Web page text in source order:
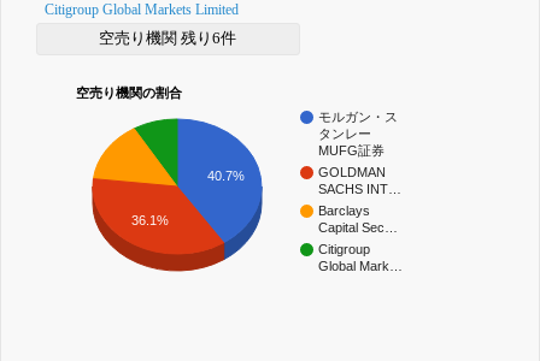
Citigroup Global Markets Limited
空売り機関 残り6件
空売り機関の割合
モルガン・ス
タンレー
MUFG証券
GOLDMAN
SACHS INT…
Barclays
Capital Sec…
Citigroup
Global Mark…
40.7%
36.1%